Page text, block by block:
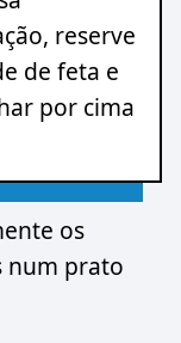
reserve
de feta e
por cima
os
num prato